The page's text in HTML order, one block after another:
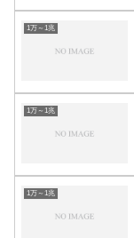
1万～1兆
1万～1兆
1万～1兆